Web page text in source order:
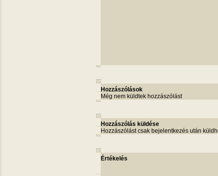
Hozzászólások
Még nem küldtek hozzászólást
Hozzászólás küldése
Hozzászólást csak bejelentkezés után
Értékelés